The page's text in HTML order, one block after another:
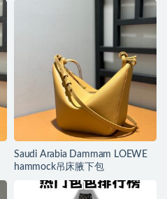
Saudi Arabia Dammam LOEWE
hammock吊床腋下包